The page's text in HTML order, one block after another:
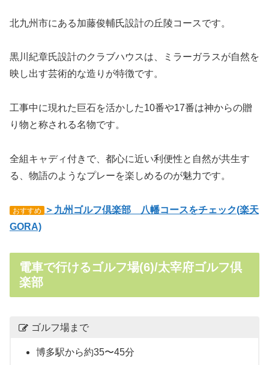
北九州市にある加藤俊輔氏設計の丘陵コースです。
黒川紀章氏設計のクラブハウスは、ミラーガラスが自然を
映し出す芸術的な造りが特徴です。
工事中に現れた巨石を活かした10番や17番は神からの贈
り物と称される名物です。
全組キャディ付きで、都心に近い利便性と自然が共生す
る、物語のようなプレーを楽しめるのが魅力です。
おすすめ
＞九州ゴルフ倶楽部 八幡コースをチェック(楽天
GORA)
電車で行けるゴルフ場(6)/太宰府ゴルフ倶
楽部
ゴルフ場まで
博多駅から約35〜45分